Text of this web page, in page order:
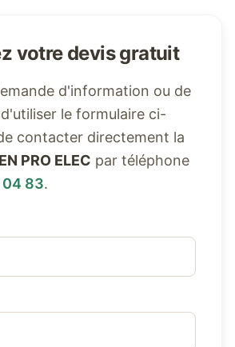
votre devis gratuit
d'information ou de
le formulaire ci-
contacter directement la
PRO ELEC par téléphone
83.